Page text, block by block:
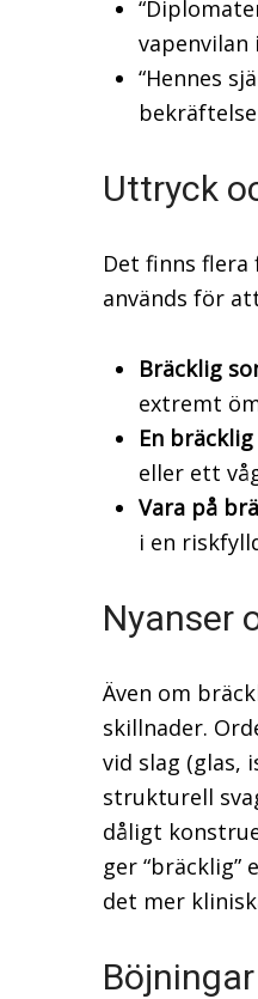
vapenvilan
“Hennes
Uttryck
Det finns
används för
Bräcklig
extremt
En
eller ett
Vara på
i en
Nyanser
Även om
skillnader.
vid slag (glas,
strukturell
dåligt
ger
det mer